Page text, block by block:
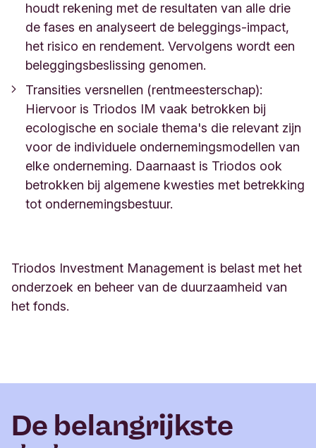
houdt rekening met de resultaten van alle drie
de fases en analyseert de beleggings-impact,
het risico en rendement. Vervolgens wordt een
beleggingsbeslissing genomen.
Transities versnellen (rentmeesterschap):
Hiervoor is Triodos IM vaak betrokken bij
ecologische en sociale thema's die relevant zijn
voor de individuele ondernemingsmodellen van
elke onderneming. Daarnaast is Triodos ook
betrokken bij algemene kwesties met betrekking
tot ondernemingsbestuur.
Triodos Investment Management is belast met het
onderzoek en beheer van de duurzaamheid van
het fonds.
De belangrijkste